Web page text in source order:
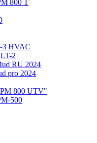
800 Т
3 HVAC
2
RU 2024
pro 2024
800 UTV"
500